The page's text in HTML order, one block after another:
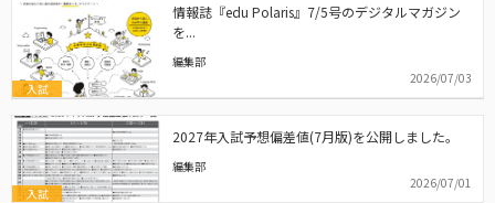
入試
情報誌『edu Polaris』7/5号のデジタルマガジン
を...
編集部
2026/07/03
入試
2027年入試予想偏差値(7月版)を公開しました。
編集部
2026/07/01